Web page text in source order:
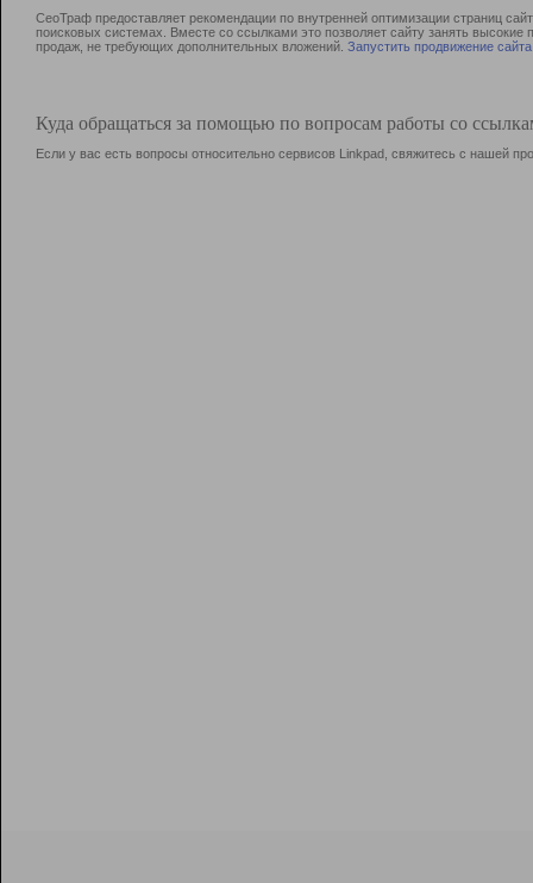
СеоТраф предоставляет рекомендации по внутренней оптимизации страниц
поисковых системах. Вместе со ссылками это позволяет сайту занять
продаж, не требующих дополнительных вложений. Запустить продвижение сайта
Куда обращаться за помощью по вопросам работы со
Если у вас есть вопросы относительно сервисов Linkpad, свяжитесь с нашей